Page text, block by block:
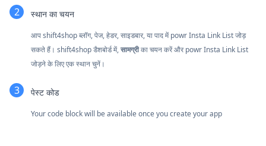
स्थान का चयन
आप shift4shop ब्लॉग, पेज, हेडर, साइडबार, या पाद में powr Insta Link List जोड़
सकते हैं। shift4shop डैशबोर्ड में,सामग्रीका चयन करें और powr Insta Link List
जोड़ने के लिए एक स्थान चुनें।
पेस्ट कोड
Your code block will be available once you create your app